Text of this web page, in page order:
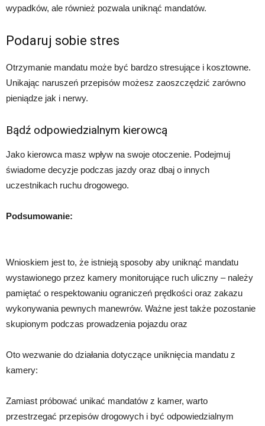
wypadków, ale również pozwala uniknąć mandatów.
Podaruj sobie stres
Otrzymanie mandatu może być bardzo stresujące i kosztowne.
Unikając naruszeń przepisów możesz zaoszczędzić zarówno
pieniądze jak i nerwy.
Bądź odpowiedzialnym kierowcą
Jako kierowca masz wpływ na swoje otoczenie. Podejmuj
świadome decyzje podczas jazdy oraz dbaj o innych
uczestnikach ruchu drogowego.
Podsumowanie:
Wnioskiem jest to, że istnieją sposoby aby uniknąć mandatu
wystawionego przez kamery monitorujące ruch uliczny – należy
pamiętać o respektowaniu ograniczeń prędkości oraz zakazu
wykonywania pewnych manewrów. Ważne jest także pozostanie
skupionym podczas prowadzenia pojazdu oraz
Oto wezwanie do działania dotyczące uniknięcia mandatu z
kamery:
Zamiast próbować unikać mandatów z kamer, warto
przestrzegać przepisów drogowych i być odpowiedzialnym